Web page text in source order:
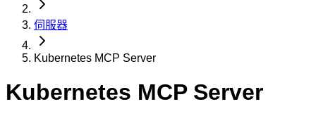
伺服器
Kubernetes MCP Server
Kubernetes MCP Server